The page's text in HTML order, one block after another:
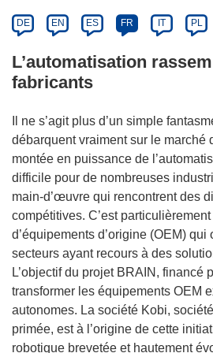
DE EN ES FR IT PL
L’automatisation
fabricants
Il ne s’agit plus d’un simple
débarquent vraiment sur le marché
montée en puissance de
difficile pour de nombreuses
main-d’œuvre qui rencontrent des
compétitives. C’est
d’équipements d’origine (OEM)
secteurs ayant recours à des
L’objectif du projet BRAIN, financé
transformer les équipements OEM
autonomes. La société Kobi,
primée, est à l’origine de cette
robotique brevetée et hautement